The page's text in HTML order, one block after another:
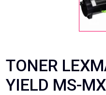
TONER
YIELD MS-